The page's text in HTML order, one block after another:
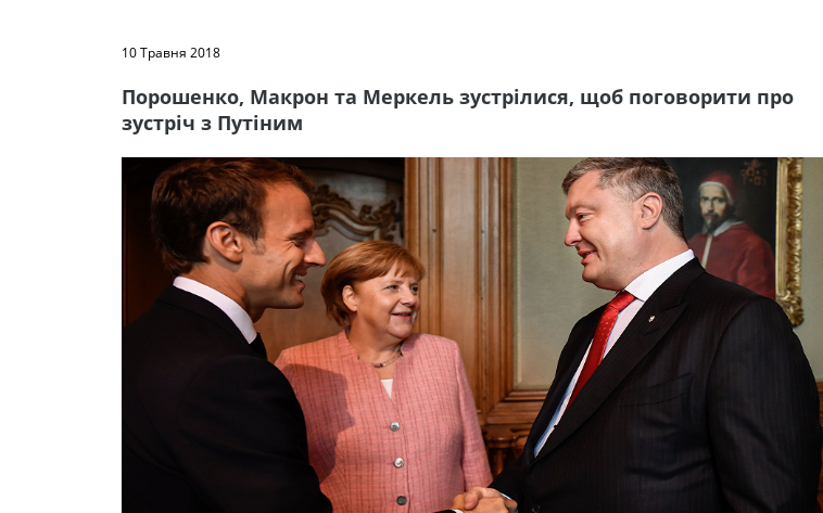
10 Травня 2018
Порошенко, Макрон та Меркель зустрілися, щоб поговорити про
зустріч з Путіним